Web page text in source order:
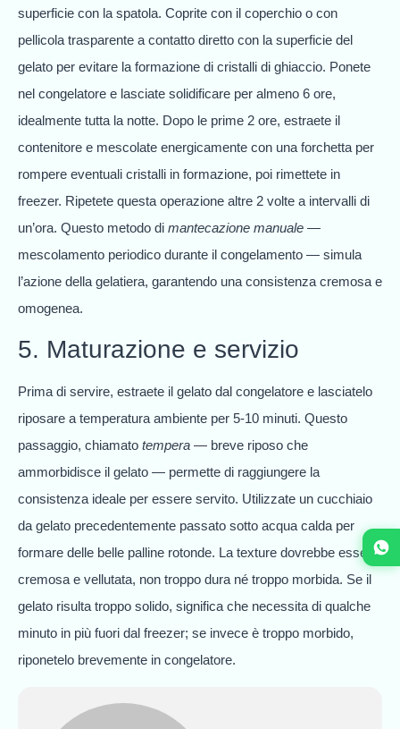
superficie con la spatola. Coprite con il coperchio o con
pellicola trasparente a contatto diretto con la superficie del
gelato per evitare la formazione di cristalli di ghiaccio. Ponete
nel congelatore e lasciate solidificare per almeno 6 ore,
idealmente tutta la notte. Dopo le prime 2 ore, estraete il
contenitore e mescolate energicamente con una forchetta per
rompere eventuali cristalli in formazione, poi rimettete in
freezer. Ripetete questa operazione altre 2 volte a intervalli di
un’ora. Questo metodo di mantecazione manuale —
mescolamento periodico durante il congelamento — simula
l’azione della gelatiera, garantendo una consistenza cremosa e
omogenea.
5. Maturazione e servizio
Prima di servire, estraete il gelato dal congelatore e lasciatelo
riposare a temperatura ambiente per 5-10 minuti. Questo
passaggio, chiamato tempera — breve riposo che
ammorbidisce il gelato — permette di raggiungere la
consistenza ideale per essere servito. Utilizzate un cucchiaio
da gelato precedentemente passato sotto acqua calda per
formare delle belle palline rotonde. La texture dovrebbe essere
cremosa e vellutata, non troppo dura né troppo morbida. Se il
gelato risulta troppo solido, significa che necessita di qualche
minuto in più fuori dal freezer; se invece è troppo morbido,
riponetelo brevemente in congelatore.